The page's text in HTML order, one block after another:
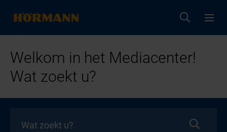
Welkom in het Mediacenter!
Wat zoekt u?